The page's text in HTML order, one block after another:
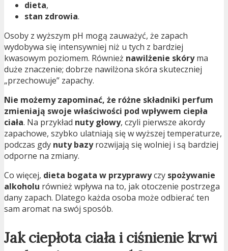
dieta,
stan zdrowia.
Osoby z wyższym pH mogą zauważyć, że zapach
wydobywa się intensywniej niż u tych z bardziej
kwasowym poziomem. Również nawilżenie skóryma
duże znaczenie; dobrze nawilżona skóra skuteczniej
„przechowuje” zapachy.
Nie możemy zapominać, że różne składniki perfum
zmieniają swoje właściwości pod wpływem ciepła
ciała. Na przykład nuty głowy, czyli pierwsze akordy
zapachowe, szybko ulatniają się w wyższej temperaturze,
podczas gdy nuty bazyrozwijają się wolniej i są bardziej
odporne na zmiany.
Co więcej, dieta bogata w przyprawyczy spożywanie
alkoholu również wpływa na to, jak otoczenie postrzega
dany zapach. Dlatego każda osoba może odbierać ten
sam aromat na swój sposób.
Jak ciepłota ciała i ciśnienie krwi